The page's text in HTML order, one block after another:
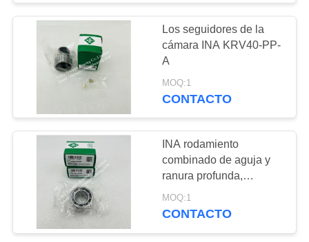
rodamientos de
rodillos cruzados
54
Los seguidores de la
cámara INA KRV40-PP-
A
MOQ:1
CONTACTO
INA rodamiento
combinado de aguja y
ranura profunda,
rodamiento de máquina
de impresión F-
MOQ:1
CONTACTO